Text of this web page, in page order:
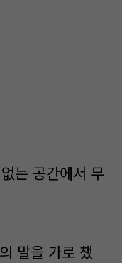
는 공간에서 무
말을 가로 챘